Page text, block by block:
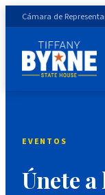
Cámara de
EVENTOS
Únete